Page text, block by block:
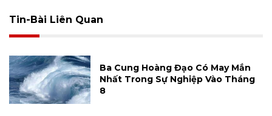
Tin-Bài Liên Quan
Ba Cung Hoàng Đạo Có May Mắn
Nhất Trong Sự Nghiệp Vào Tháng
8